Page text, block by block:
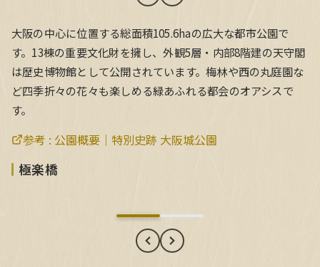
大阪の中心に位置する総面積105.6haの広大な都市公園で
す。13棟の重要文化財を擁し、外観5層・内部8階建の天守閣
は歴史博物館として公開されています。梅林や西の丸庭園な
ど四季折々の花々も楽しめる緑あふれる都会のオアシスで
す。
参考 : 公園概要｜特別史跡 大阪城公園
極楽橋